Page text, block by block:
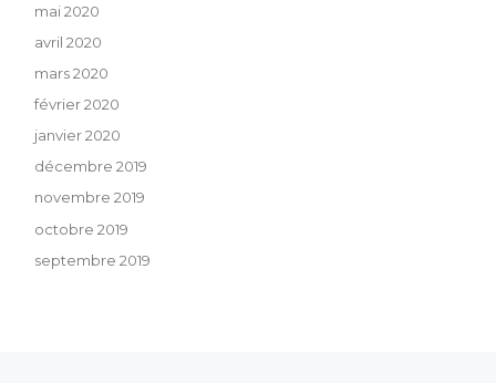
mai 2020
avril 2020
mars 2020
février 2020
janvier 2020
décembre 2019
novembre 2019
octobre 2019
septembre 2019